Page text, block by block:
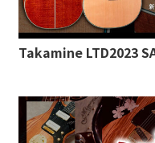
Takamine LTD2023